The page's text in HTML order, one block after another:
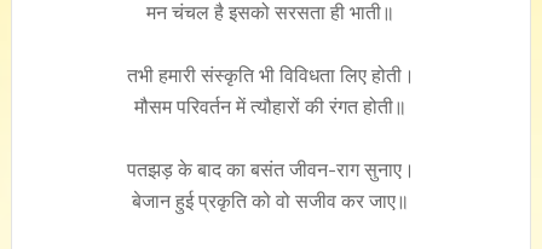
मन चंचल है इसको सरसता ही भाती॥
तभी हमारी संस्कृति भी विविधता लिए होती।
मौसम परिवर्तन में त्यौहारों की रंगत होती॥
पतझड़ के बाद का बसंत जीवन-राग सुनाए।
बेजान हुई प्रकृति को वो सजीव कर जाए॥